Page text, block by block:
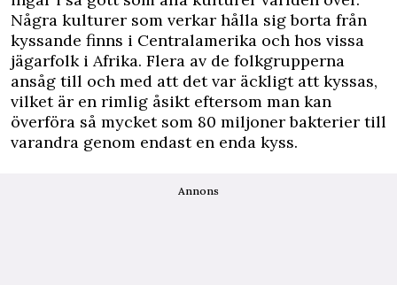
Några kulturer som verkar hålla sig borta från
kyssande finns i Centralamerika och hos vissa
jägarfolk i Afrika. Flera av de folkgrupperna
ansåg till och med att det var äckligt att kyssas,
vilket är en rimlig åsikt eftersom man kan
överföra så mycket som 80 miljoner bakterier till
varandra genom endast en enda kyss.
Annons